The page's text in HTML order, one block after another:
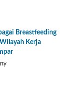
Breastfeeding
Kerja